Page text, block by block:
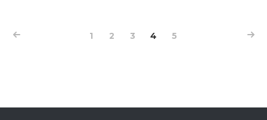
1 2 3 4 5